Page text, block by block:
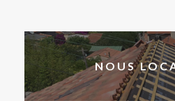
NOUS